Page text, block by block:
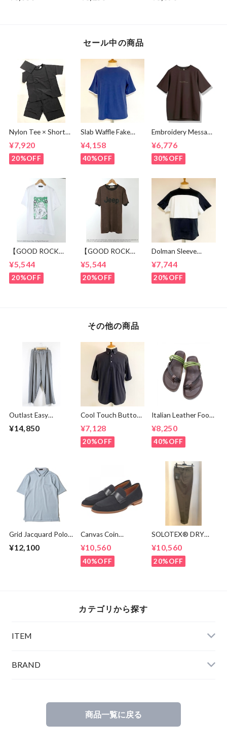
セール中の商品
Nylon Tee × Shorts
¥7,920
20%OFF
Slab Waffle Fake
Cut & Sewn Navy
¥4,158
40%OFF
Embroidery Message
shirts Brown
¥6,776
30%OFF
【GOOD ROCK
DAY “Kerplunk!”
Front & Back
Graphic T-Shirt
¥5,544
20%OFF
【GOOD ROCK
Classic Logo Graphic
Ringer T-Shirt
Brown
¥5,544
20%OFF
Dolman Sleeve
Sewn Black /
White
¥7,744
20%OFF
その他の商品
Outlast Easy
¥14,850
Cool Touch Button
¥7,128
20%OFF
Italian Leather Foot
Sandal Green /
Dark Brown
¥8,250
40%OFF
Grid Jacquard Polo
¥12,100
Canvas Coin
¥10,560
40%OFF
SOLOTEX® DRY
Olive
¥10,560
20%OFF
カテゴリから探す
ITEM
BRAND
商品一覧に戻る